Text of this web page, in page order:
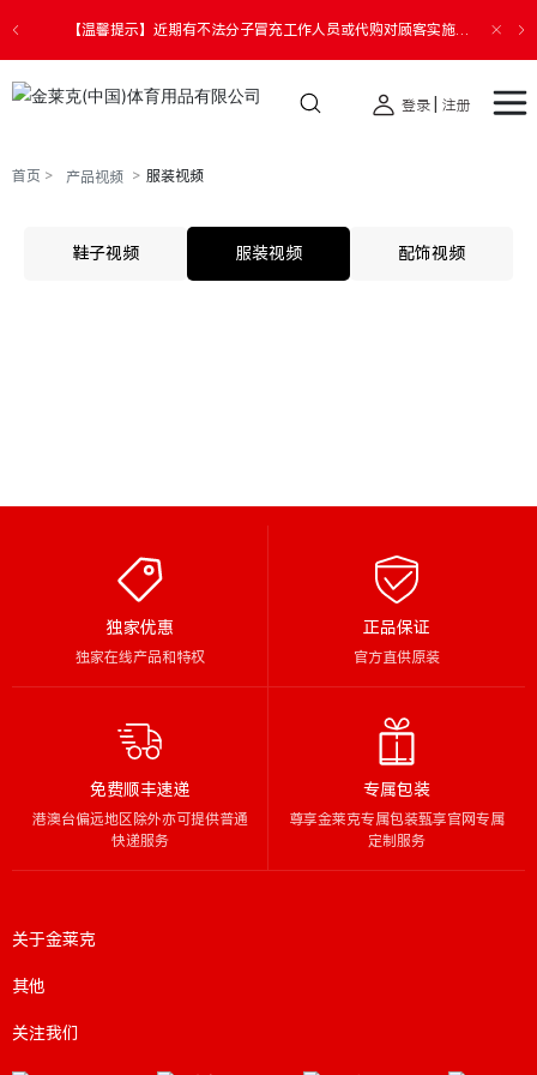
【温馨提示】近期有不法分子冒充工作人员或代购对顾客实施诈
登录
注册
首页 产品视频 服装视频
鞋子视频 服装视频 配饰视频
独家优惠
独家在线产品和特权
正品保证
官方直供原装
免费顺丰速递
港澳台偏远地区除外亦可提供普通
快递服务
专属包装
尊享金莱克专属包装甄享官网专属
定制服务
关于金莱克
其他
关注我们